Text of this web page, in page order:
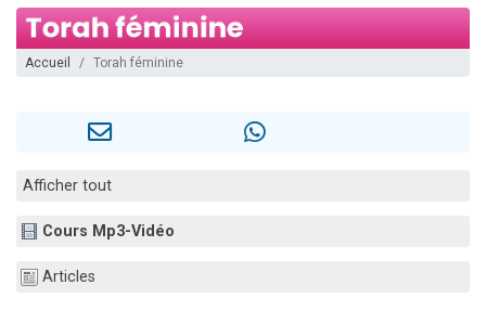
Il reste 49 places pour étudier en groupe sur Zoom
12 nouvelles musiques dans Torah-Box Music
2 nouvelles musiques dans Torah-Box Music
Accueil Torah féminine
Afficher tout
Cours Mp3-Vidéo
Articles